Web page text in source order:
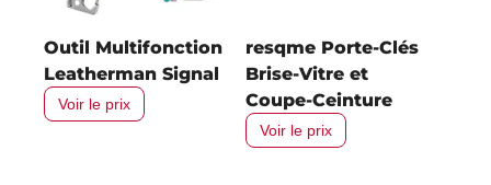
Outil Multifonction
Leatherman Signal
Voir le prix
resqme Porte-Clés
Brise-Vitre et
Coupe-Ceinture
Voir le prix